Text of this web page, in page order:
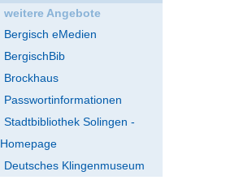
weitere Angebote
Bergisch eMedien
BergischBib
Brockhaus
Passwortinformationen
Stadtbibliothek Solingen -
Homepage
Deutsches Klingenmuseum